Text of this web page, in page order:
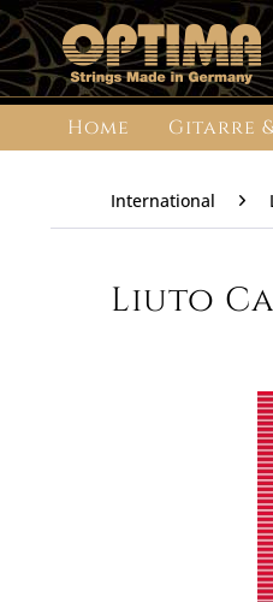
Home Gitarre &
International
Liuto